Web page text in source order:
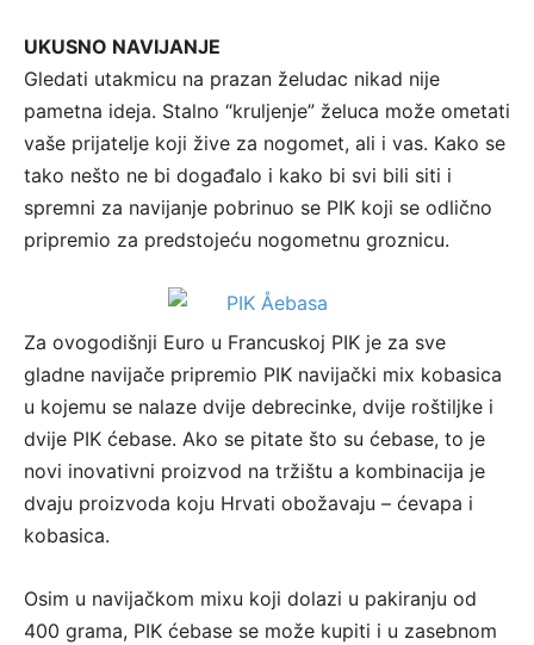
UKUSNO NAVIJANJE
Gledati utakmicu na prazan želudac nikad nije
pametna ideja. Stalno “kruljenje” želuca može ometati
vaše prijatelje koji žive za nogomet, ali i vas. Kako se
tako nešto ne bi događalo i kako bi svi bili siti i
spremni za navijanje pobrinuo se PIK koji se odlično
pripremio za predstojeću nogometnu groznicu.
Za ovogodišnji Euro u Francuskoj PIK je za sve
gladne navijače pripremio PIK navijački mix kobasica
u kojemu se nalaze dvije debrecinke, dvije roštiljke i
dvije PIK ćebase. Ako se pitate što su ćebase, to je
novi inovativni proizvod na tržištu a kombinacija je
dvaju proizvoda koju Hrvati obožavaju – ćevapa i
kobasica.
Osim u navijačkom mixu koji dolazi u pakiranju od
400 grama, PIK ćebase se može kupiti i u zasebnom